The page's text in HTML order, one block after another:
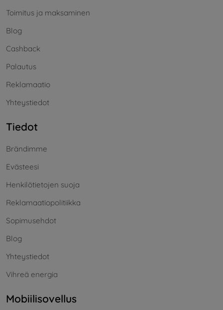
Toimitus ja maksaminen
Blog
Cashback
Palautus
Reklamaatio
Yhteystiedot
Tiedot
Brändimme
Evästeesi
Henkilötietojen suoja
Reklamaatiopolitiikka
Sopimusehdot
Blog
Yhteystiedot
Vihreä energia
Mobiilisovellus